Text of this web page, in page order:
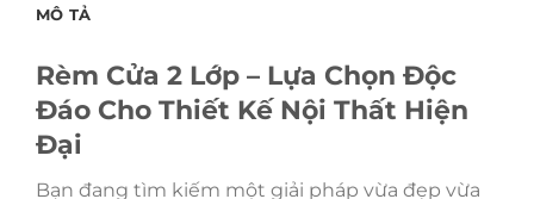
MÔ TẢ
Rèm Cửa 2 Lớp – Lựa Chọn Độc
Đáo Cho Thiết Kế Nội Thất Hiện
Đại
Bạn đang tìm kiếm một giải pháp vừa đẹp vừa